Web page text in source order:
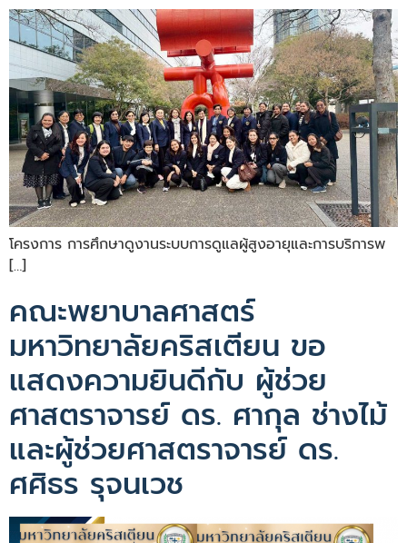
โครงการ การศึกษาดูงานระบบการดูแลผู้สูงอายุและการบริการพ
[…]
คณะพยาบาลศาสตร์
มหาวิทยาลัยคริสเตียน ขอ
แสดงความยินดีกับ ผู้ช่วย
ศาสตราจารย์ ดร. ศากุล ช่างไม้
และผู้ช่วยศาสตราจารย์ ดร.
ศศิธร รุจนเวช